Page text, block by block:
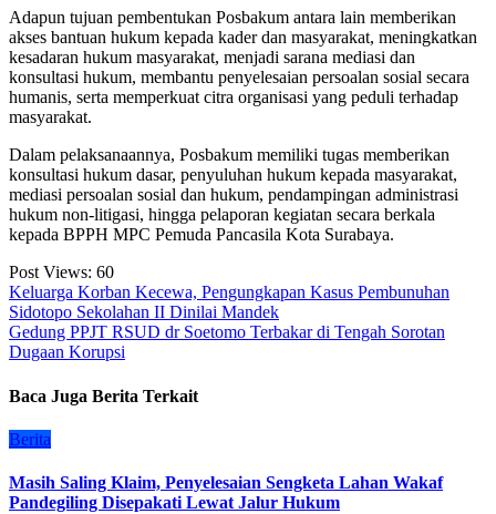
Adapun tujuan pembentukan Posbakum antara lain memberikan
akses bantuan hukum kepada kader dan masyarakat, meningkatkan
kesadaran hukum masyarakat, menjadi sarana mediasi dan
konsultasi hukum, membantu penyelesaian persoalan sosial secara
humanis, serta memperkuat citra organisasi yang peduli terhadap
masyarakat.
Dalam pelaksanaannya, Posbakum memiliki tugas memberikan
konsultasi hukum dasar, penyuluhan hukum kepada masyarakat,
mediasi persoalan sosial dan hukum, pendampingan administrasi
hukum non-litigasi, hingga pelaporan kegiatan secara berkala
kepada BPPH MPC Pemuda Pancasila Kota Surabaya.
Post Views: 60
Navigasi
pos
Keluarga Korban Kecewa, Pengungkapan Kasus Pembunuhan
Sidotopo Sekolahan II Dinilai Mandek
Gedung PPJT RSUD dr Soetomo Terbakar di Tengah Sorotan
Dugaan Korupsi
Baca Juga Berita Terkait
Berita
Masih Saling Klaim, Penyelesaian Sengketa Lahan Wakaf
Pandegiling Disepakati Lewat Jalur Hukum